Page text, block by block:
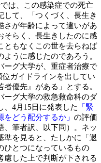
は、この感染症での死亡
して、「つくづく、長生き
さが年齢によって違いがあ
そらく、長生きしたのに感
ともなくこの世を去らねば
うに感じたのであろう。
グ大学が、重症者治療で
ガイドラインを出してい
優先』がある」とする。
グ大学の救急救命科のダ
、4月15日に発表した
「緊
どう配分するか」 の評価
、筆者訳、以下同）。ネッ
準を見ると、たしかに「退
ひとつになっているもの
慮した上で判断が下される